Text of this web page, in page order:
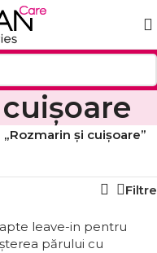
și cuișoare”
Filtre